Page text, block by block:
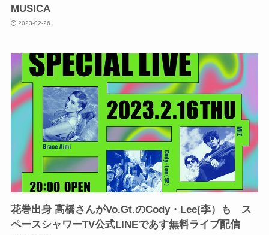
MUSICA
2023-02-26
花巻出身 高橋さんがVo.Gt.のCody・Lee(李）も ス
ペースシャワーTV公式LINEであす無料ライブ配信